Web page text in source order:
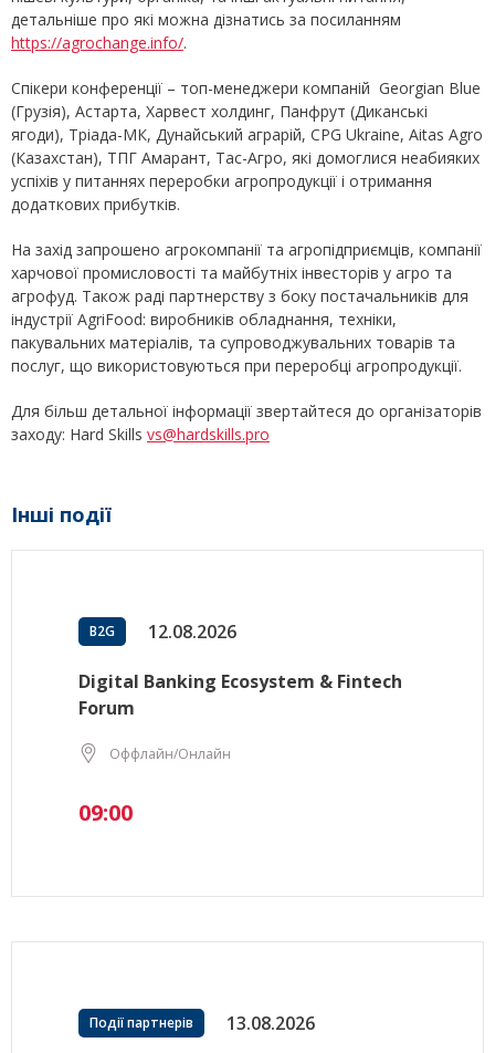
детальніше про які можна дізнатись за посиланням
https://agrochange.info/.
Спікери конференції – топ-менеджери компаній Georgian Blue
(Грузія), Астарта, Харвест холдинг, Панфрут (Диканські
ягоди), Тріада-МК, Дунайський аграрій, CPG Ukraine, Aitas Agro
(Казахстан), ТПГ Амарант, Тас-Агро, які домоглися неабияких
успіхів у питаннях переробки агропродукції і отримання
додаткових прибутків.
На захід запрошено агрокомпанії та агропідприємців, компанії
харчової промисловості та майбутніх інвесторів у агро та
агрофуд. Також раді партнерству з боку постачальників для
індустрії AgriFood: виробників обладнання, техніки,
пакувальних матеріалів, та супроводжувальних товарів та
послуг, що використовуються при переробці агропродукції.
Для більш детальної інформації звертайтеся до організаторів
заходу: Hard Skills vs@hardskills.pro
Інші події
B2G 12.08.2026
Digital Banking Ecosystem & Fintech
Forum
Оффлайн/Онлайн
09:00
Події партнерів 13.08.2026